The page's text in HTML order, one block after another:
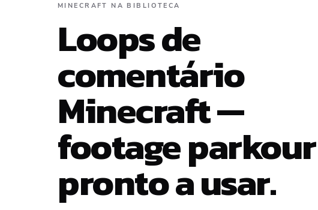
MINECRAFT NA BIBLIOTECA
Loops de
comentário
Minecraft —
footage parkour
pronto a usar.